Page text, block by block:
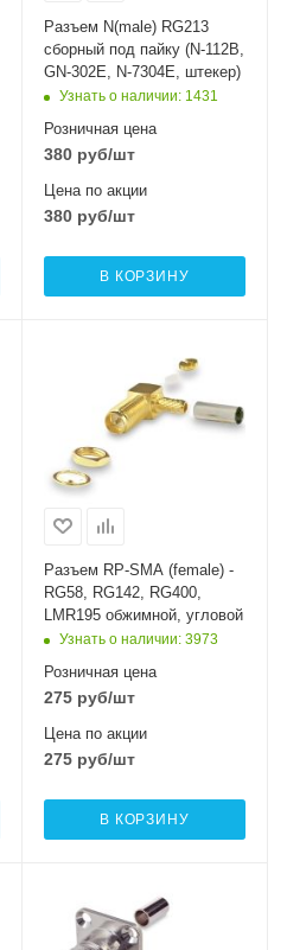
Разъем N(male) RG213
сборный под пайку (N-112B,
GN-302E, N-7304E, штекер)
Узнать о наличии: 1431
Розничная цена
380руб/шт
Цена по акции
380руб/шт
В КОРЗИНУ
Разъем RP-SMA (female) -
RG58, RG142, RG400,
LMR195 обжимной, угловой
Узнать о наличии: 3973
Розничная цена
275руб/шт
Цена по акции
275руб/шт
В КОРЗИНУ